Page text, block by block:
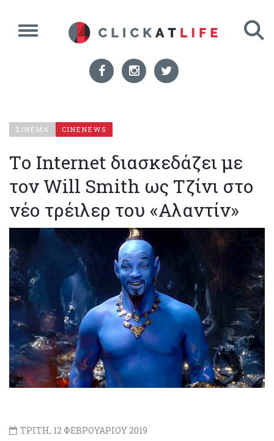
ΣΙΝΕΜΑ CINENEWS
Tο Internet διασκεδάζει με
τον Will Smith ως Τζίνι στο
νέο τρέιλερ του «Αλαντίν»
ΤΡΙΤΗ, 12 ΦΕΒΡΟΥΑΡΙΟΥ 2019